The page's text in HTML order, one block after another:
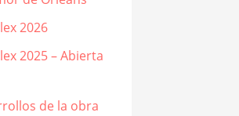
2026
2025 – Abierta
de la obra